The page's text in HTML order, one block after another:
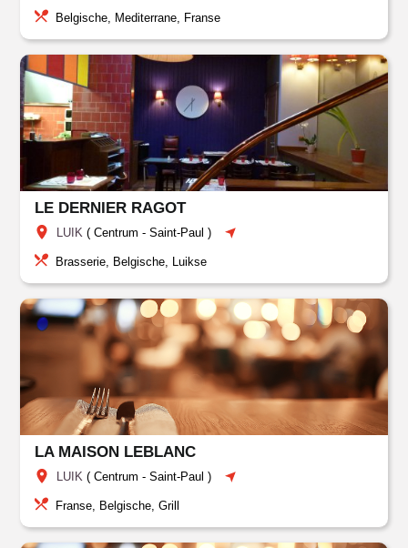
Belgische, Mediterrane, Franse
LE DERNIER RAGOT
LUIK (Centrum - Saint-Paul )
Brasserie, Belgische, Luikse
LA MAISON LEBLANC
LUIK (Centrum - Saint-Paul )
Franse, Belgische, Grill